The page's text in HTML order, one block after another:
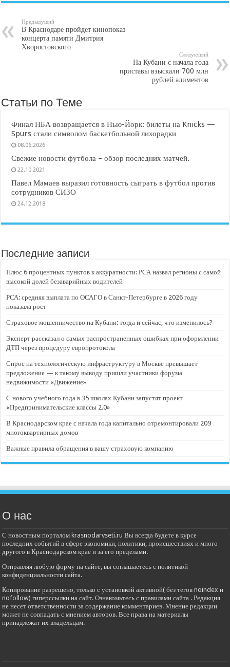
Предыдущий
В Краснодаре пройдет кинопоказ
концерта памяти Дмитрия
Хворостовского
Следующий
На Кубани с начала года
приставы взыскали 700 млн
рублей алиментов
Статьи по Теме
Финал НБА возвращается в Нью-Йорк: билеты на Knicks —
Spurs стали символом баскетбольной лихорадки
08.06.2026
Свежие новости футбола – обзор последних матчей.
22.10.2021
Павел Мамаев выразил готовность сыграть в футбол против
сотрудников СИЗО
24.12.2018
Последние записи
Плюс 6 процентных пунктов к аккуратности: РСА назвал регионы с самой
высокой долей безаварийных водителей
РСА: средняя выплата по ОСАГО в Санкт-Петербурге в 2026 году
показала рост
Страховое мошенничество на Кубани: тогда и сейчас, что изменилось?
Эксперт рассказал о самых распространенных ошибках при оформлении
ДТП через процедуру европротокола
Спрос на технологическую инфраструктуру в Москве превышает
предложение — к такому выводу пришли участники форума
недвижимости «Движение»
С нового учебного года в 35 школах Кубани запустят проект
«Предпринимательские классы 2.0»
В Краснодарском крае с начала года капитально отремонтировали 209
многоквартирных домов
Важные правила обращения в вашу страховую компанию
О нас
С новостным порталом krasnodarvseti.ru Вы всегда будете в курсе
последних событий в сфере экономики, политики, происшествиях и много
другого в Краснодарском крае и за его пределами.
Отправляя любую форму на сайте, вы соглашаетесь с политикой
конфиденциальности сайта.
Копирование разрешено, только с установкой активной( без тегов noindex и
nofollow) гиперссылки на сайт. Ознакомьтесь с правилами сайта . Редакция
не несет ответственности за содержание комментариев. Мнение редакции
может не совпадать с мнением авторов. Все права на материалы
принадлежат их владельцам.